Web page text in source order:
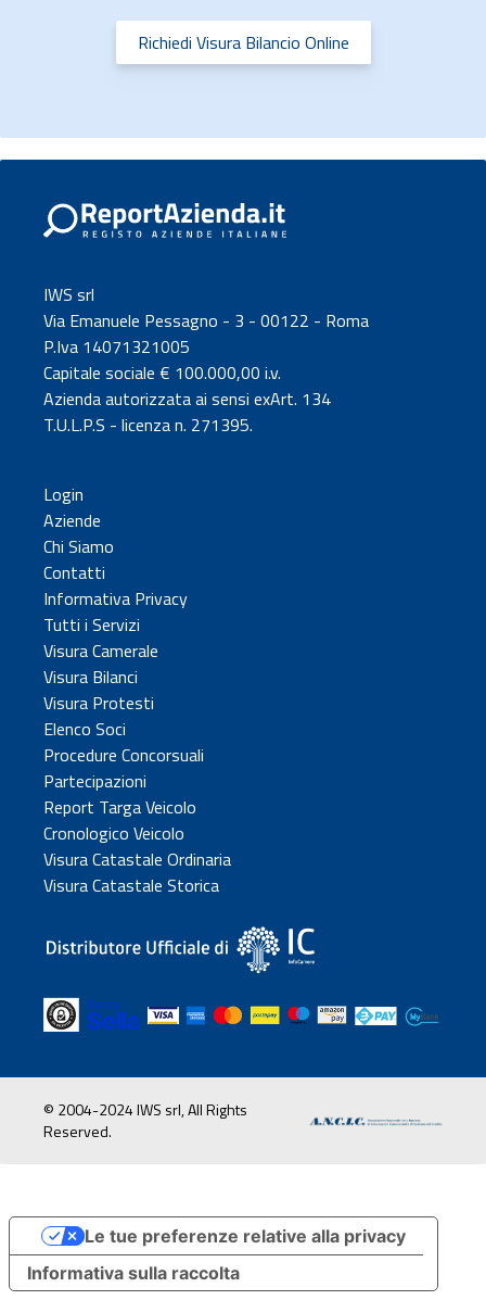
Richiedi Visura Bilancio Online
IWS srl
Via Emanuele Pessagno - 3 - 00122 - Roma
P.Iva 14071321005
Capitale sociale € 100.000,00 i.v.
Azienda autorizzata ai sensi exArt. 134
T.U.L.P.S - licenza n. 271395.
Login
Aziende
Chi Siamo
Contatti
Informativa Privacy
Tutti i Servizi
Visura Camerale
Visura Bilanci
Visura Protesti
Elenco Soci
Procedure Concorsuali
Partecipazioni
Report Targa Veicolo
Cronologico Veicolo
Visura Catastale Ordinaria
Visura Catastale Storica
© 2004-2024 IWS srl, All Rights
Reserved.
Informativa sulla raccolta
Le tue preferenze relative alla privacy